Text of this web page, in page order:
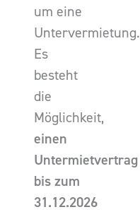
um eine
Untervermietung.
Es
besteht
die
Möglichkeit,
einen
Untermietvertrag
bis zum
31.12.2026